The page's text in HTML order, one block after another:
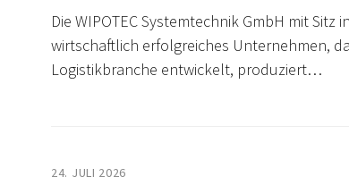
Die WIPOTEC Systemtechnik GmbH mit
wirtschaftlich erfolgreiches Unternehmen,
Logistikbranche entwickelt, produziert…
24. JULI 2026